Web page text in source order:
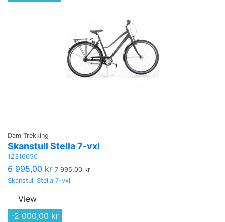
Dam Trekking
Skanstull Stella 7-vxl
12316650
6 995,00 kr 7 995,00 kr
Skanstull Stella 7-vxl
View
-2 000,00 kr